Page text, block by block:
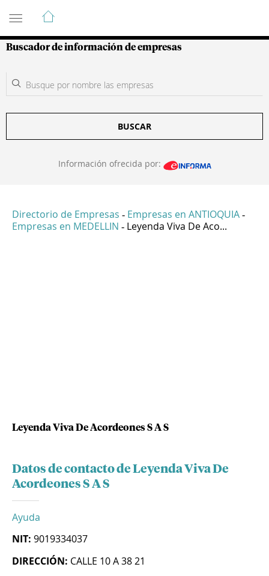
Guía de Empresas Colombianas
Buscador de información de empresas
BUSCAR
Información ofrecida por:
Directorio de Empresas - Empresas en ANTIOQUIA -
Empresas en MEDELLIN - Leyenda Viva De Aco...
Leyenda Viva De Acordeones S A S
Datos de contacto de Leyenda Viva De
Acordeones S A S
Ayuda
NIT: 9019334037
DIRECCIÓN: CALLE 10 A 38 21